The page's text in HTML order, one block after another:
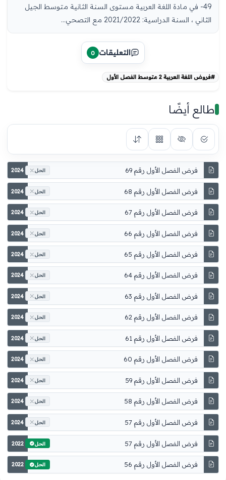
49- في مادة اللغة العربية مستوى السنة الثانية متوسط الجيل
الثاني ، السنة الدراسية: 2021/2022 مع التصحي...
التعليقات 0
#فروض اللغة العربية 2 متوسط الفصل الأول
طالع أيضًا
فرض الفصل الأول رقم 69 2024 الحل
فرض الفصل الأول رقم 68 2024 الحل
فرض الفصل الأول رقم 67 2024 الحل
فرض الفصل الأول رقم 66 2024 الحل
فرض الفصل الأول رقم 65 2024 الحل
فرض الفصل الأول رقم 64 2024 الحل
فرض الفصل الأول رقم 63 2024 الحل
فرض الفصل الأول رقم 62 2024 الحل
فرض الفصل الأول رقم 61 2024 الحل
فرض الفصل الأول رقم 60 2024 الحل
فرض الفصل الأول رقم 59 2024 الحل
فرض الفصل الأول رقم 58 2024 الحل
فرض الفصل الأول رقم 57 2024 الحل
فرض الفصل الأول رقم 57 2022 الحل
فرض الفصل الأول رقم 56 2022 الحل